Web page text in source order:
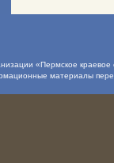
«Пермское
материалы